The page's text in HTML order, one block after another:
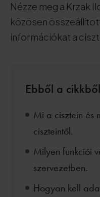
Nézze meg a Krzak
közösen
információkat a
Ebből a
Mi a cisztein és
ciszteintől.
Milyen funkciói
szervezetben.
Hogyan kell